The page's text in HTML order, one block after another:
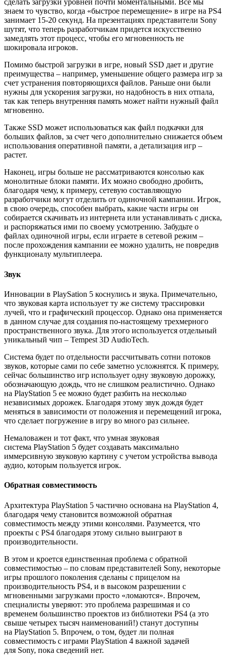
сделать загрузки уровней почти моментальными. Все мы
знаем то чувство, когда «быстрое перемещение» в игре на PS4
занимает 15-20 секунд. На презентациях представители Sony
шутят, что теперь разработчикам придется искусственно
замедлять этот процесс, чтобы его мгновенность не
шокировала игроков.
Помимо быстрой загрузки в игре, новый SSD дает и другие
преимущества – например, уменьшение общего размера игр за
счет устранения повторяющихся файлов. Раньше они были
нужны для ускорения загрузки, но надобность в них отпала,
так как теперь внутренняя память может найти нужный файл
мгновенно.
Также SSD может использоваться как файл подкачки для
больших файлов, за счет чего дополнительно снижается объем
использования оперативной памяти, а детализация игр –
растет.
Наконец, игры больше не рассматриваются консолью как
монолитные блоки памяти. Их можно свободно дробить,
благодаря чему, к примеру, сетевую составляющую
разработчики могут отделить от одиночной кампании. Игрок,
в свою очередь, способен выбрать, какие части игры он
собирается скачивать из интернета или устанавливать с диска,
и распоряжаться ими по своему усмотрению. Забудьте о
файлах одиночной игры, если играете в сетевой режим –
после прохождения кампании ее можно удалить, не повредив
функционалу мультиплеера.
Звук
Инновации в PlaySation 5 коснулись и звука. Примечательно,
что звуковая карта использует ту же систему трассировки
лучей, что и графический процессор. Однако она применяется
в данном случае для создания по-настоящему трехмерного
пространственного звука. Для этого используется отдельный
уникальный чип – Tempest 3D AudioTech.
Система будет по отдельности рассчитывать сотни потоков
звуков, которые сами по себе заметно усложнятся. К примеру,
сейчас большинство игр использует одну звуковую дорожку,
обозначающую дождь, что не слишком реалистично. Однако
на PlayStation 5 ее можно будет разбить на несколько
независимых дорожек. Благодаря этому звук дождя будет
меняться в зависимости от положения и перемещений игрока,
что сделает погружение в игру во много раз сильнее.
Немаловажен и тот факт, что умная звуковая
система PlayStation 5 будет создавать максимально
иммерсивную звуковую картину с учетом устройства вывода
аудио, которым пользуется игрок.
Обратная совместимость
Архитектура PlayStation 5 частично основана на PlayStation 4,
благодаря чему становится возможной обратная
совместимость между этими консолями. Разумеется, что
проекты с PS4 благодаря этому сильно выиграют в
производительности.
В этом и кроется единственная проблема с обратной
совместимостью – по словам представителей Sony, некоторые
игры прошлого поколения сделаны с прицелом на
производительность PS4, и в высоком разрешении с
мгновенными загрузками просто «ломаются». Впрочем,
специалисты уверяют: это проблема разрешимая и со
временем большинство проектов из библиотеки PS4 (а это
свыше четырех тысяч наименований!) станут доступны
на PlayStation 5. Впрочем, о том, будет ли полная
совместимость с играми PlayStation 4 важной задачей
для Sony, пока сведений нет.